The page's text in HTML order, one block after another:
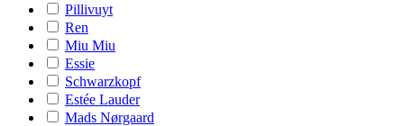
Pillivuyt
Ren
Miu Miu
Essie
Schwarzkopf
Estée Lauder
Mads Nørgaard